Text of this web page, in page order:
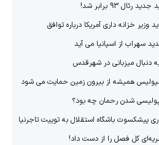
رئال 93 برابر شد!
وزیر خزانه داری آمریکا درباره توافق
سهراب از اسپانیا می آید
دنبال میزبانی در شهرقدس
همیشه از بیرون زمین حمایت می شود
شدن رحمان چه بود؟
پیشکسوت باشگاه استقلال به توییت تاجرنیا
کل فصل را از دست داد!